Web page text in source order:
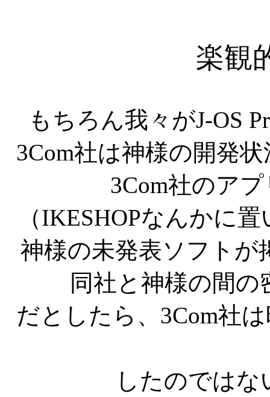
楽観
もちろん我々がJ-OS
3Com社は神様の開発
3Com社のア
（IKESHOPなんかに
神様の未発表ソフト
同社と神様の間
だとしたら、3Com社
したのでは